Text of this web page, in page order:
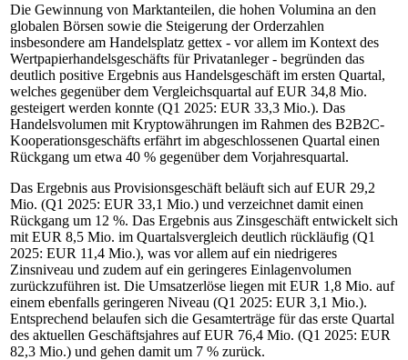
Die Gewinnung von Marktanteilen, die hohen Volumina an den
globalen Börsen sowie die Steigerung der Orderzahlen
insbesondere am Handelsplatz gettex - vor allem im Kontext des
Wertpapierhandelsgeschäfts für Privatanleger - begründen das
deutlich positive Ergebnis aus Handelsgeschäft im ersten Quartal,
welches gegenüber dem Vergleichsquartal auf EUR 34,8 Mio.
gesteigert werden konnte (Q1 2025: EUR 33,3 Mio.). Das
Handelsvolumen mit Kryptowährungen im Rahmen des B2B2C-
Kooperationsgeschäfts erfährt im abgeschlossenen Quartal einen
Rückgang um etwa 40 % gegenüber dem Vorjahresquartal.
Das Ergebnis aus Provisionsgeschäft beläuft sich auf EUR 29,2
Mio. (Q1 2025: EUR 33,1 Mio.) und verzeichnet damit einen
Rückgang um 12 %. Das Ergebnis aus Zinsgeschäft entwickelt sich
mit EUR 8,5 Mio. im Quartalsvergleich deutlich rückläufig (Q1
2025: EUR 11,4 Mio.), was vor allem auf ein niedrigeres
Zinsniveau und zudem auf ein geringeres Einlagenvolumen
zurückzuführen ist. Die Umsatzerlöse liegen mit EUR 1,8 Mio. auf
einem ebenfalls geringeren Niveau (Q1 2025: EUR 3,1 Mio.).
Entsprechend belaufen sich die Gesamterträge für das erste Quartal
des aktuellen Geschäftsjahres auf EUR 76,4 Mio. (Q1 2025: EUR
82,3 Mio.) und gehen damit um 7 % zurück.